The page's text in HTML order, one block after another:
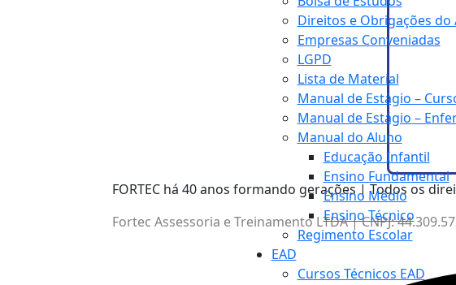
Direitos e Obrigações do
Empresas Conveniadas
LGPD
Lista de Material
Manual de Estágio –
Manual de Estágio –
Manual do Aluno
Educação Infantil
Ensino Fundamental
Ensino Médio
Ensino Técnico
Regimento Escolar
EAD
Cursos Técnicos EAD
FORTEC há 40 anos formando gerações | Todos os
Fortec Assessoria e Treinamento LTDA | CNPJ: